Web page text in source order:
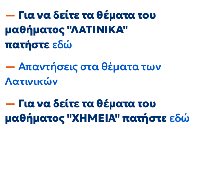
Για να δείτε τα θέματα του
μαθήματος "ΛΑΤΙΝΙΚΑ"
πατήστε εδώ
Απαντήσεις στα θέματα των
Λατινικών
Για να δείτε τα θέματα του
μαθήματος "ΧΗΜΕΙΑ" πατήστε εδώ